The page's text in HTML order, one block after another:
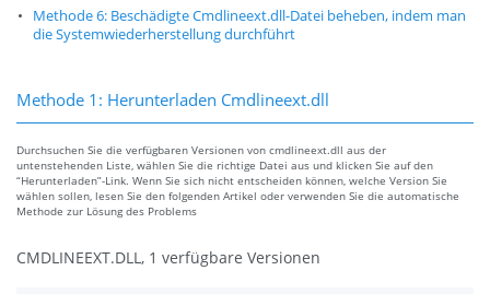
Methode 6: Beschädigte Cmdlineext.dll-Datei beheben, indem man
die Systemwiederherstellung durchführt
Methode 1: Herunterladen Cmdlineext.dll
Durchsuchen Sie die verfügbaren Versionen von cmdlineext.dll aus der
untenstehenden Liste, wählen Sie die richtige Datei aus und klicken Sie auf den
“Herunterladen”-Link. Wenn Sie sich nicht entscheiden können, welche Version Sie
wählen sollen, lesen Sie den folgenden Artikel oder verwenden Sie die automatische
Methode zur Lösung des Problems
CMDLINEEXT.DLL, 1 verfügbare Versionen